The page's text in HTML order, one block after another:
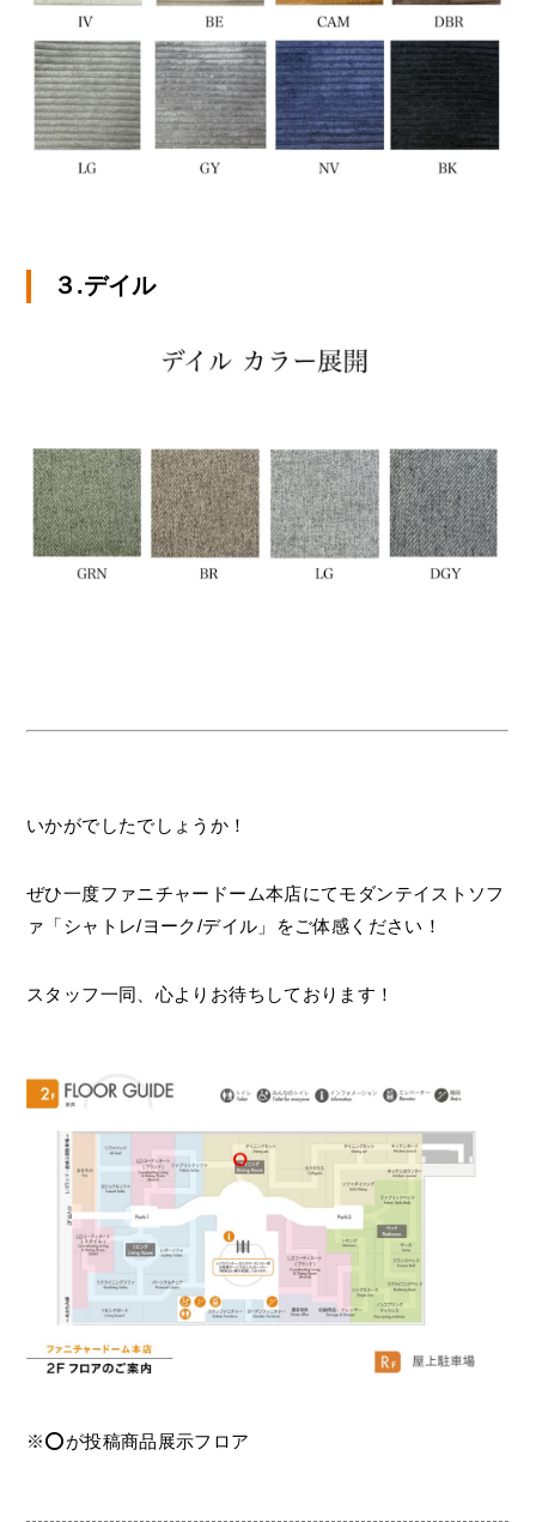
３.デイル
いかがでしたでしょうか！
ぜひ一度ファニチャードーム本店にてモダンテイストソフ
ァ「シャトレ/ヨーク/デイル」をご体感ください！
スタッフ一同、心よりお待ちしております！
※⭕️が投稿商品展示フロア